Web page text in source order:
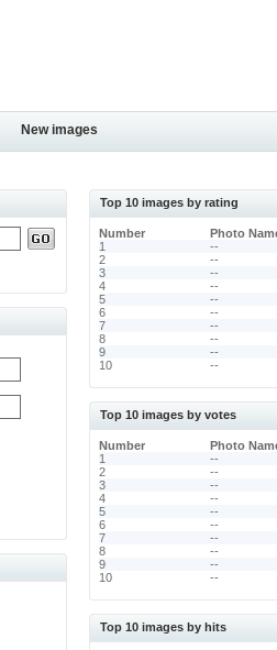
New images
Top 10 images by rating
Number Photo
1
--
2
--
3
--
4
--
5
--
6
--
7
--
8
--
9
--
10
--
Top 10 images by votes
Number Photo
1
--
2
--
3
--
4
--
5
--
6
--
7
--
8
--
9
--
10
--
Top 10 images by hits